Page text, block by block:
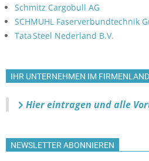
Schmitz Cargobull AG
SCHMUHL Faserverbundtechnik
Tata Steel Nederland B.V.
IHR UNTERNEHMEN IM
Hier eintragen und alle
NEWSLETTER ABONNIEREN